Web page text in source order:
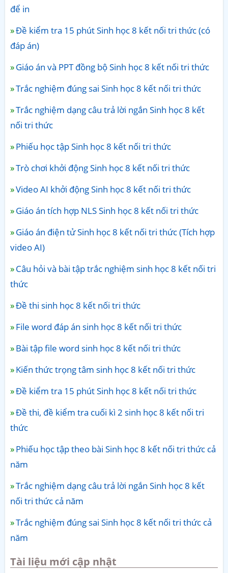
để in
Đề kiểm tra 15 phút Sinh học 8 kết nối tri thức (có
đáp án)
Giáo án và PPT đồng bộ Sinh học 8 kết nối tri thức
Trắc nghiệm đúng sai Sinh học 8 kết nối tri thức
Trắc nghiệm dạng câu trả lời ngắn Sinh học 8 kết
nối tri thức
Phiếu học tập Sinh học 8 kết nối tri thức
Trò chơi khởi động Sinh học 8 kết nối tri thức
Video AI khởi động Sinh học 8 kết nối tri thức
Giáo án tích hợp NLS Sinh học 8 kết nối tri thức
Giáo án điện tử Sinh học 8 kết nối tri thức (Tích hợp
video AI)
Câu hỏi và bài tập trắc nghiệm sinh học 8 kết nối tri
thức
Đề thi sinh học 8 kết nối tri thức
File word đáp án sinh học 8 kết nối tri thức
Bài tập file word sinh học 8 kết nối tri thức
Kiến thức trọng tâm sinh học 8 kết nối tri thức
Đề kiểm tra 15 phút Sinh học 8 kết nối tri thức
Đề thi, đề kiểm tra cuối kì 2 sinh học 8 kết nối tri
thức
Phiếu học tập theo bài Sinh học 8 kết nối tri thức cả
năm
Trắc nghiệm dạng câu trả lời ngắn Sinh học 8 kết
nối tri thức cả năm
Trắc nghiệm đúng sai Sinh học 8 kết nối tri thức cả
năm
Tài liệu mới cập nhật